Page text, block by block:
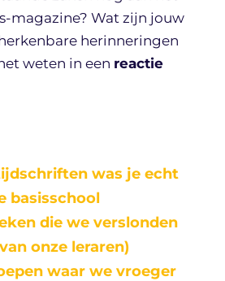
magazine? Wat zijn jouw
herinneringen
weten in een reactie
was je echt
basisschool
die we verslonden
onze leraren)
waar we vroeger